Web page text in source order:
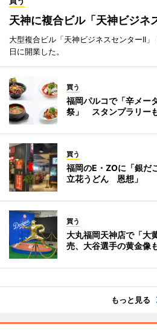
天神に複合ビル「天神ビジネ
大型複合ビル「天神ビジネスセンターII
日に開業した。
買う
福岡パルコで「辛メー
祭」 スタンプラリー
買う
福岡のE・ZOに「銀だ
立花うどん 恩想」
買う
大丸福岡天神店で「
売、大谷選手の黄金像
もっと見る